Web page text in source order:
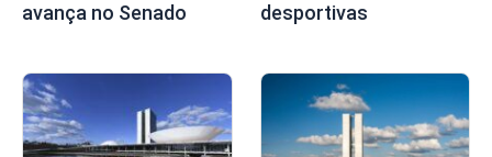
avança no Senado
desportivas